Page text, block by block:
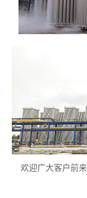
欢迎广大客户前